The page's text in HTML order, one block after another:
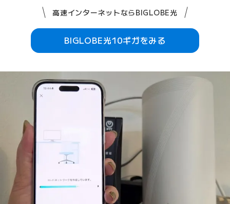
高速インターネットならBIGLOBE光
BIGLOBE光10ギガをみる